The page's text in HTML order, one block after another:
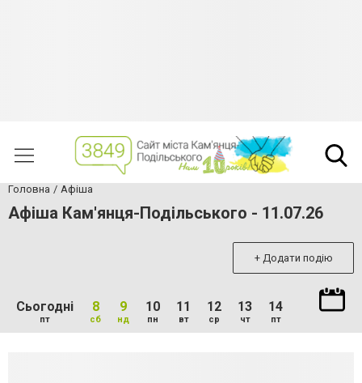
Головна Афіша
Афіша Кам'янця-Подільського - 11.07.26
+ Додати подію
Сьогодні
пт
8
сб
9
нд
10
пн
11
вт
12
ср
13
чт
14
пт